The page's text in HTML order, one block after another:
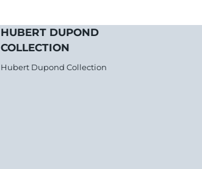
HUBERT DUPOND
COLLECTION
Hubert Dupond Collection